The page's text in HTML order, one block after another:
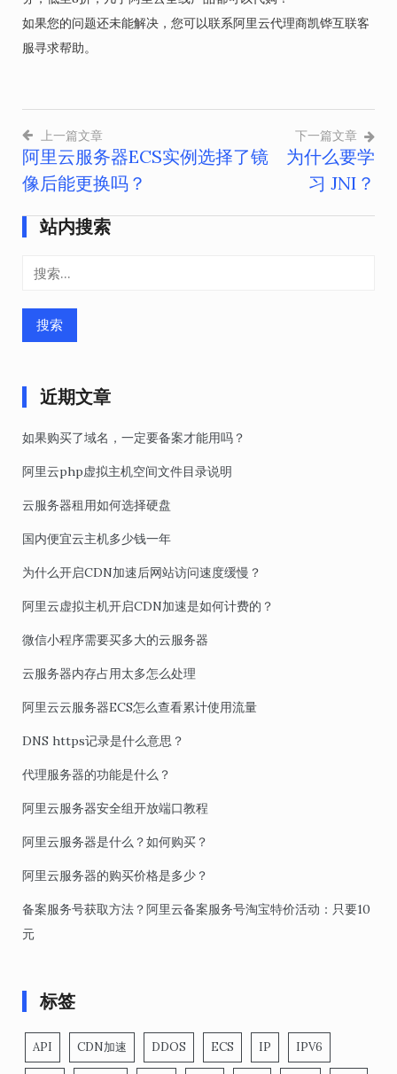
如果您的问题还未能解决，您可以联系阿里云代理商凯铧互联客
服寻求帮助。
文
章
导
航
上一篇文章
阿里云服务器ECS实例选择了镜
像后能更换吗？
下一篇文章
为什么要学
习 JNI？
站内搜索
近期文章
如果购买了域名，一定要备案才能用吗？
阿里云php虚拟主机空间文件目录说明
云服务器租用如何选择硬盘
国内便宜云主机多少钱一年
为什么开启CDN加速后网站访问速度缓慢？
阿里云虚拟主机开启CDN加速是如何计费的？
微信小程序需要买多大的云服务器
云服务器内存占用太多怎么处理
阿里云云服务器ECS怎么查看累计使用流量
DNS https记录是什么意思？
代理服务器的功能是什么？
阿里云服务器安全组开放端口教程
阿里云服务器是什么？如何购买？
阿里云服务器的购买价格是多少？
备案服务号获取方法？阿里云备案服务号淘宝特价活动：只要10
元
标签
API CDN加速 DDOS ECS IP IPV6